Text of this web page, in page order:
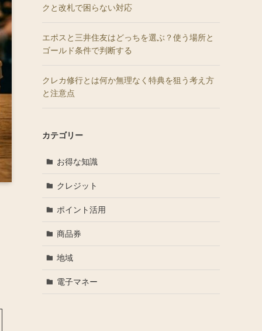
クと改札で困らない対応
エポスと三井住友はどっちを選ぶ？使う場所と
ゴールド条件で判断する
クレカ修行とは何か無理なく特典を狙う考え方
と注意点
カテゴリー
お得な知識
クレジット
ポイント活用
商品券
地域
電子マネー